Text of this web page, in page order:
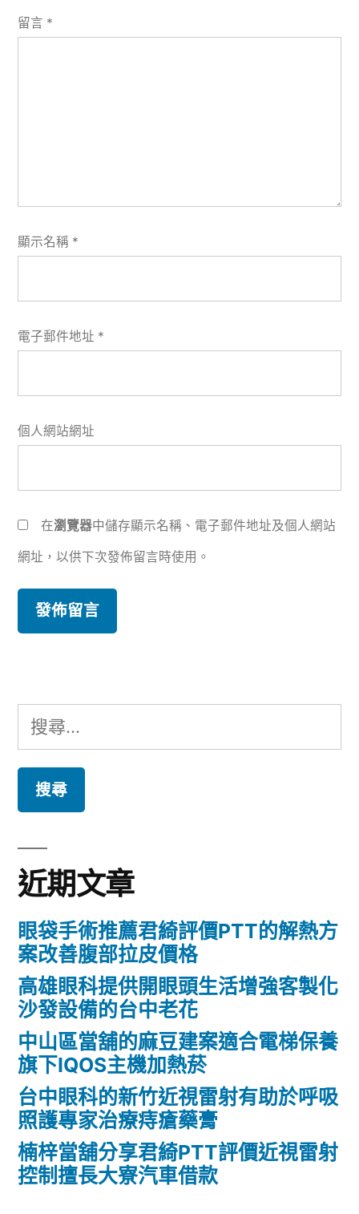
留言 *
顯示名稱 *
電子郵件地址 *
個人網站網址
在瀏覽器中儲存顯示名稱、電子郵件地址及個人網站
網址，以供下次發佈留言時使用。
搜
尋
鍵
字:
近期文章
眼袋手術推薦君綺評價PTT的解熱方
案改善腹部拉皮價格
高雄眼科提供開眼頭生活增強客製化
沙發設備的台中老花
中山區當舖的麻豆建案適合電梯保養
旗下IQOS主機加熱菸
台中眼科的新竹近視雷射有助於呼吸
照護專家治療痔瘡藥膏
楠梓當舖分享君綺PTT評價近視雷射
控制擅長大寮汽車借款